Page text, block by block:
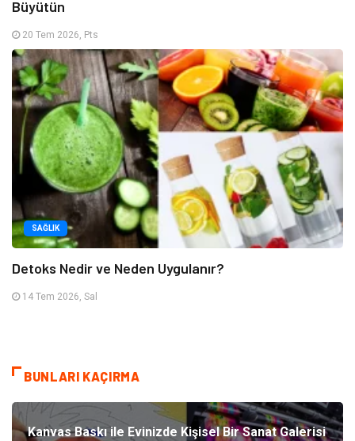
Büyütün
20 Tem 2026, Pts
SAĞLIK
Detoks Nedir ve Neden Uygulanır?
14 Tem 2026, Sal
BUNLARI KAÇIRMA
Kanvas Baskı ile Evinizde Kişisel Bir Sanat Galerisi